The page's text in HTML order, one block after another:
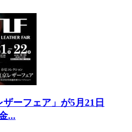
ザーフェア」が5月21日
...